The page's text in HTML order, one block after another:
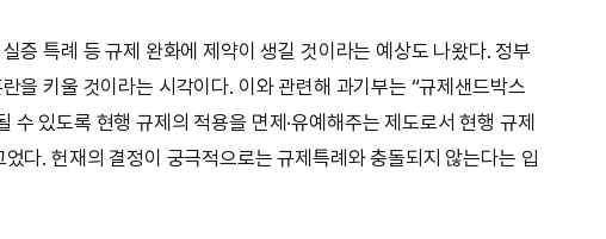
증 특례 등 규제 완화에 제약이 생길 것이라는 예상도 나왔다. 정부
을 키울 것이라는 시각이다. 이와 관련해 과기부는 “규제샌드박스
수 있도록 현행 규제의 적용을 면제·유예해주는 제도로서 현행 규제
다. 헌재의 결정이 궁극적으로는 규제특례와 충돌되지 않는다는 입